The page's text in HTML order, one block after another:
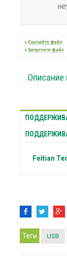
Описание
Feitian
Теги USB